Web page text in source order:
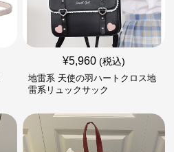
¥5,960 (税込)
地雷系 天使の羽ハートクロス地
雷系リュックサック